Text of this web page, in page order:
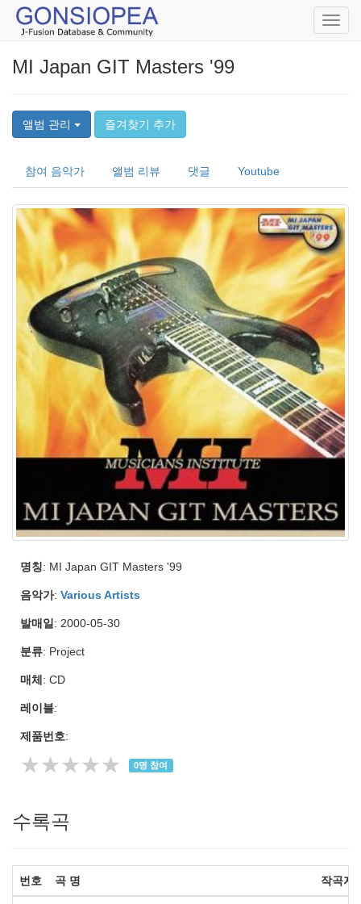
MI Japan GIT Masters '99
앨범 관리 즐겨찾기 추가
참여 음악가 앨범 리뷰 댓글 Youtube
명칭: MI Japan GIT Masters '99
음악가: Various Artists
발매일 : 2000-05-30
분류: Project
매체 : CD
레이블:
제품번호:
★★★★★ 0명 참여
수록곡
번호 곡 명 작곡자